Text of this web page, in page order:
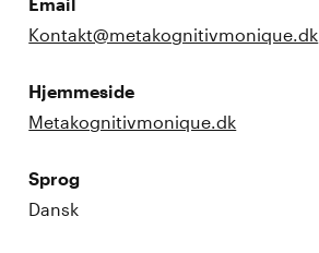
Kontakt@metakognitivmonique.dk
Hjemmeside
Metakognitivmonique.dk
Sprog
Dansk